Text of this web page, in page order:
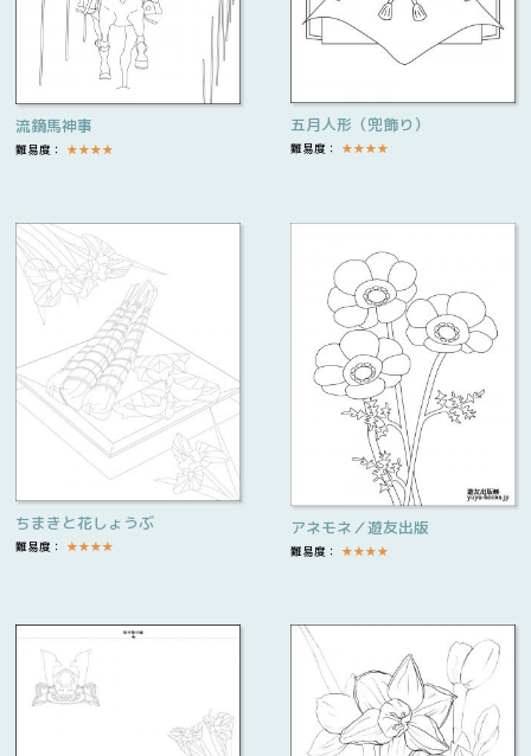
流鏑馬神事
難易度： ★★★★
五月人形（兜飾り）
難易度： ★★★★
ちまきと花しょうぶ
難易度： ★★★★
アネモネ／遊友出版
難易度： ★★★★